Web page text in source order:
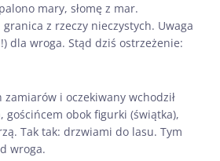
mary, słomę z mar.
z rzeczy nieczystych. Uwaga
dla wroga. Stąd dziś ostrzeżenie:
zamiarów i oczekiwany wchodził
gościńcem obok figurki (świątka),
Tak tak: drzwiami do lasu. Tym
wroga.